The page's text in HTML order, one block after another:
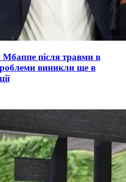
після травми в
виникли ще в